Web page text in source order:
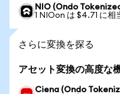
NIO (Ondo
1 NIOon は $4.71 に相
さらに変換を探る
アセット変換の高度な
Ciena (Ondo